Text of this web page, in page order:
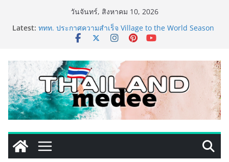
วันจันทร์, สิงหาคม 10, 2026
Latest:
เริ่มแล้ว! อ.ต.ก.แฟร์ 4 ภาค @ภาคกลาง “มนต์เสน่ห์เกษตร
ไทย สู่ใจกลางมหานคร” ชวนชิม ช้อป สินค้าเกษตร
คุณภาพจากทั่วไทย วันนี้ – 8 สิงหาคมนี้ ณ ลานคนเมือง
5 ผนึก 9 พันธมิตร ขับเคลื่อน ESG Tourism สืบสานพระ
ราชปณิธาน สร้างคุณค่าการท่องเที่ยวไทยอย่างยั่งยืน
เหิงลี่ แมนูแฟคเจอริ่ง เทคโนโลยี (ไทยแลนด์) เปิดโรงงาน
แห่งใหม่ในชลบุรี เดินหน้าขยายฐานการผลิตสู่เอเชียตะวัน
ออกเฉียงใต้ เสริมแกร่งยุทธศาสตร์ระดับโลก
LORDNINE จัดศึกคนดังสายเกม ไทย ปะทะ ฟิลิปปินส์ ใน
ฉลองเซิร์ฟเวอร์ใหม่ เฮเลนา
PIPPER STANDARD® เปิดตัวแชมพูอาบน้ำ และ โฟมอาบ
แห้งสัตว์เลี้ยง ชูนวัตกรรมพลังธรรมชาติ “Zero-Residue”